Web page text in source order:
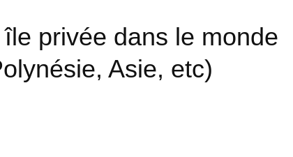
privée dans le monde
Asie, etc)